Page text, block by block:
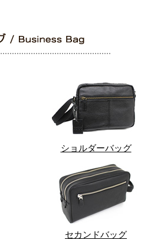
ショルダーバッグ
セカンドバッグ